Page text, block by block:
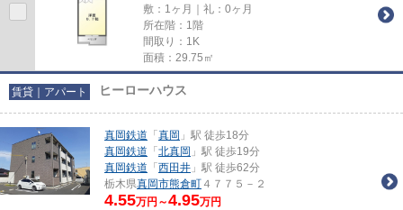
敷：1ヶ月｜礼：0ヶ月
所在階：1階
間取り：1K
面積：29.75㎡
賃貸｜アパート ヒーローハウス
真岡鉄道 「 真岡 」駅 徒歩18分
真岡鉄道 「 北真岡 」駅 徒歩19分
真岡鉄道 「 西田井 」駅 徒歩62分
栃木県真岡市熊倉町 ４７７５－２
4.55万円～4.95万円